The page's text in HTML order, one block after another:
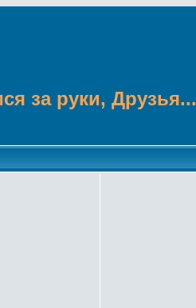
за руки, Друзья...